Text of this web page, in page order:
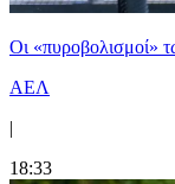
Οι «πυροβολισμοί»
ΑΕΛ
|
18:33